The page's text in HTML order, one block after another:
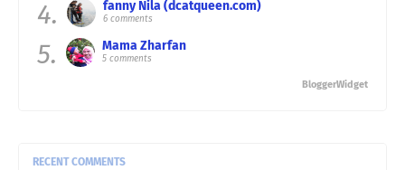
4. fanny Nila (dcatqueen.com)
6 comments
5. Mama Zharfan
5 comments
BloggerWidget
RECENT COMMENTS